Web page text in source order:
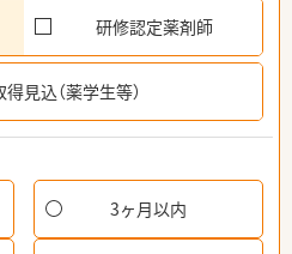
研修認定薬剤師
見込（薬学生等）
3ヶ月以内